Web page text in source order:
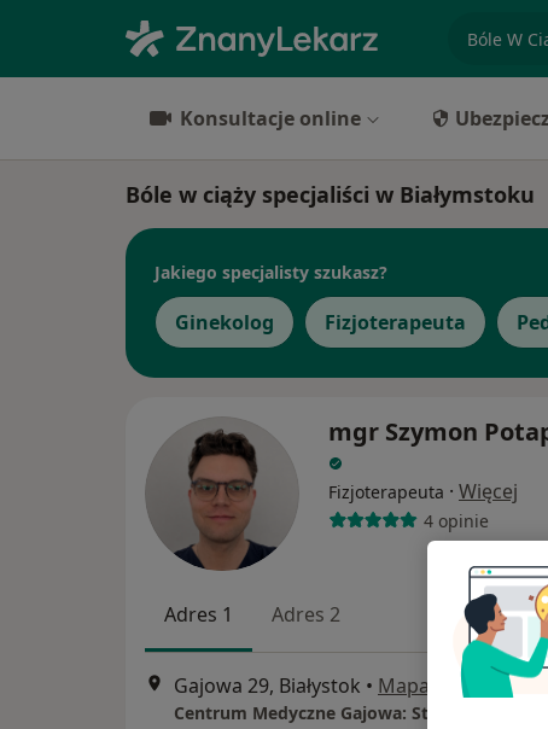
Konsultacje online
Bóle w ciąży specjaliści w Białymstoku
Jakiego specjalisty szukasz?
Ginekolog Fizjoterapeuta
mgr Szymon
Fizjoterapeuta · Więcej
4 opinie
Adres 1 Adres 2
Gajowa 29, Białystok • Mapa